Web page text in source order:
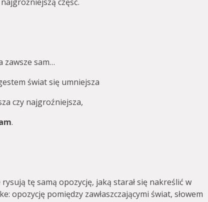
zawsze sam…
świat się umniejsza
czy najgroźniejsza,
.
rysują tę samą opozycję, jaką starał się nakreślić w
opozycję pomiędzy zawłaszczającymi świat, słowem